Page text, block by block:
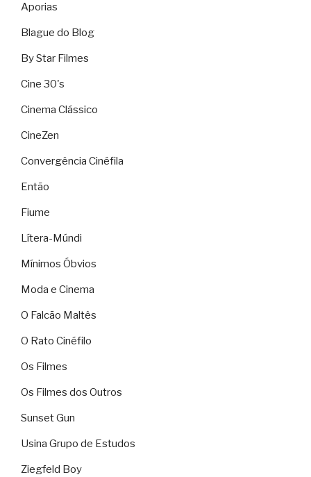
Aporias
Blague do Blog
By Star Filmes
Cine 30's
Cinema Clássico
CineZen
Convergência Cinéfila
Então
Fiume
Lítera-Múndi
Mínimos Óbvios
Moda e Cinema
O Falcão Maltês
O Rato Cinéfilo
Os Filmes
Os Filmes dos Outros
Sunset Gun
Usina Grupo de Estudos
Ziegfeld Boy